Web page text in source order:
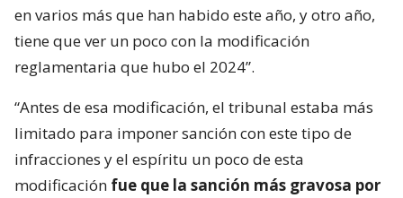
en varios más que han habido este año, y otro año,
tiene que ver un poco con la modificación
reglamentaria que hubo el 2024”.
“Antes de esa modificación, el tribunal estaba más
limitado para imponer sanción con este tipo de
infracciones y el espíritu un poco de esta
modificación fue que la sanción más gravosa por